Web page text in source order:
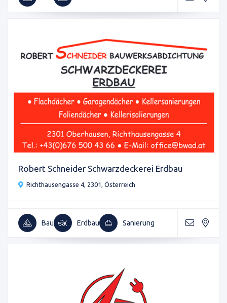
Robert Schneider Schwarzdeckerei Erdbau
Richthausengasse 4, 2301, Österreich
Bau Erdbau Sanierung